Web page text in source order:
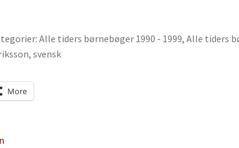
Alle tiders børnebøger 1990 - 1999,Alle tiders
,svensk
More